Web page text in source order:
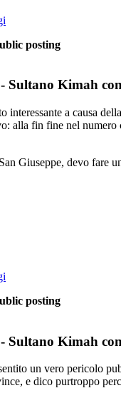
posting
Sultano Kimah
interessante a causa
alla fin fine nel numero
Giuseppe, devo fare
posting
Sultano Kimah
un vero pericolo
e dico purtroppo